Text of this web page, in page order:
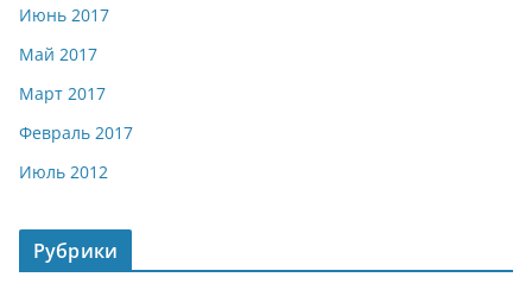
Июнь 2017
Май 2017
Март 2017
Февраль 2017
Июль 2012
Рубрики